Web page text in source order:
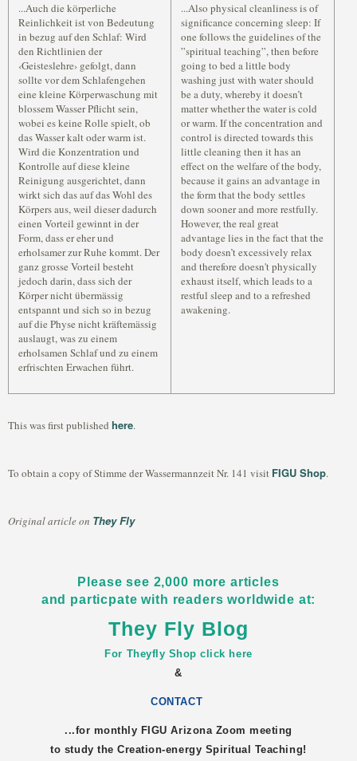
...Auch die körperliche
Reinlichkeit ist von Bedeutung
in bezug auf den Schlaf: Wird
den Richtlinien der
‹Geisteslehre› gefolgt, dann
sollte vor dem Schlafengehen
eine kleine Körperwaschung mit
blossem Wasser Pflicht sein,
wobei es keine Rolle spielt, ob
das Wasser kalt oder warm ist.
Wird die Konzentration und
Kontrolle auf diese kleine
Reinigung ausgerichtet, dann
wirkt sich das auf das Wohl des
Körpers aus, weil dieser dadurch
einen Vorteil gewinnt in der
Form, dass er eher und
erholsamer zur Ruhe kommt. Der
ganz grosse Vorteil besteht
jedoch darin, dass sich der
Körper nicht übermässig
entspannt und sich so in bezug
auf die Physe nicht kräftemässig
auslaugt, was zu einem
erholsamen Schlaf und zu einem
erfrischten Erwachen führt.
...Also physical cleanliness is of
significance concerning sleep: If
one follows the guidelines of the
”spiritual teaching”, then before
going to bed a little body
washing just with water should
be a duty, whereby it doesn’t
matter whether the water is cold
or warm. If the concentration and
control is directed towards this
little cleaning then it has an
effect on the welfare of the body,
because it gains an advantage in
the form that the body settles
down sooner and more restfully.
However, the real great
advantage lies in the fact that the
body doesn’t excessively relax
and therefore doesn't physically
exhaust itself, which leads to a
restful sleep and to a refreshed
awakening.
This was first published here.
To obtain a copy of Stimme der Wassermannzeit Nr. 141 visit FIGU Shop.
Original article on They Fly
Please see 2,000 more articles
and particpate with readers worldwide at:
They Fly Blog
For Theyfly Shop click here
&
CONTACT
...for monthly FIGUArizona Zoom meeting
to study the Creation-energy Spiritual Teaching!